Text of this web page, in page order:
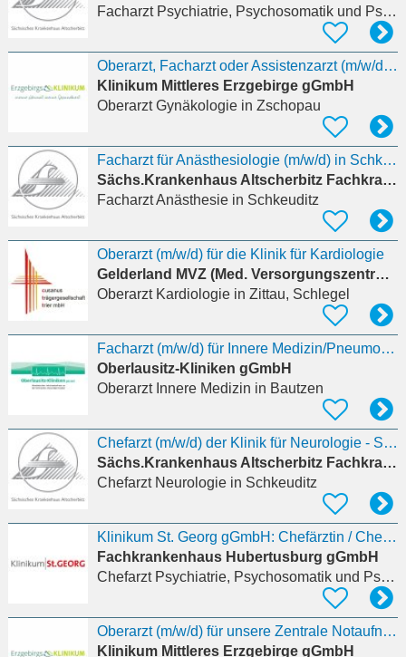
Facharzt Psychiatrie, Psychosomatik und Psychotherapie
Oberarzt, Facharzt oder Assistenzarzt (m/w/d) für unsere Kliniken für Gynäkologie und
Klinikum Mittleres Erzgebirge gGmbH
Oberarzt Gynäkologiein Zschopau
Facharzt für Anästhesiologie (m/w/d) in Schkeuditz
Sächs.Krankenhaus Altscherbitz Fachkrankenhaus
Facharzt Anästhesiein Schkeuditz
Oberarzt (m/w/d) für die Klinik für Kardiologie
Gelderland MVZ (Med. Versorgungszentrum)
Oberarzt Kardiologiein Zittau, Schlegel
Facharzt (m/w/d) für Innere Medizin/Pneumologie, ggf. Arzt in fortgeschrittener Weiterbildung mit
Oberlausitz-Kliniken gGmbH
Oberarzt Innere Medizin in Bautzen
Chefarzt (m/w/d) der Klinik für Neurologie - SKH Arnsdorf
Sächs.Krankenhaus Altscherbitz Fachkrankenhaus
Chefarzt Neurologiein Schkeuditz
Klinikum St. Georg gGmbH: Chefärztin / Chefarzt (d/m/w) - Psychiatrie und Psychotherapie und/oder
Fachkrankenhaus Hubertusburg gGmbH
Chefarzt Psychiatrie, Psychosomatik und Psychotherapie
Oberarzt (m/w/d) für unsere Zentrale Notaufnahmen
Klinikum Mittleres Erzgebirge gGmbH